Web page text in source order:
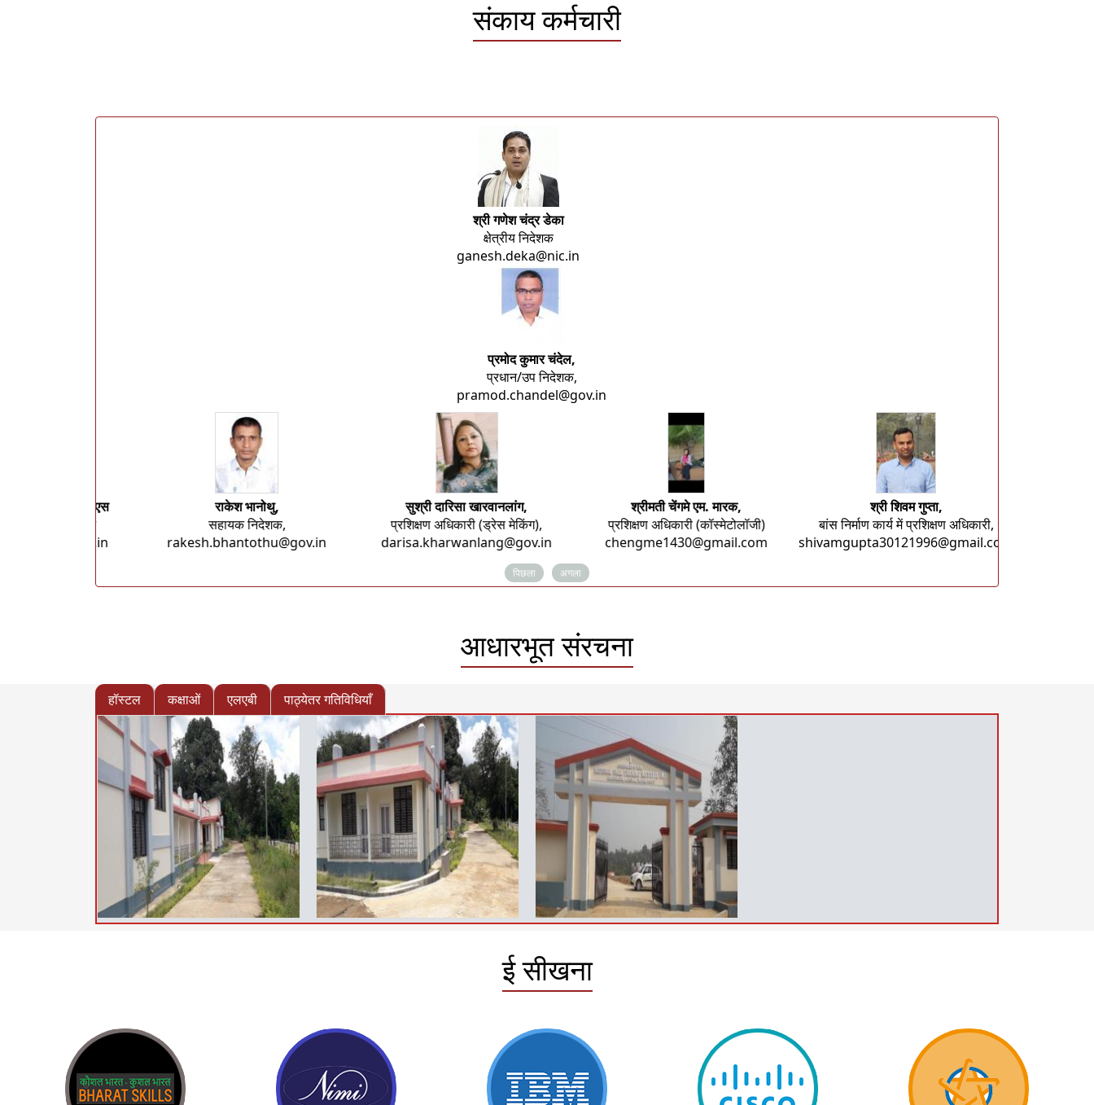
संकाय कर्मचारी
श्री गणेश चंद्र डेका
क्षेत्रीय निदेशक
ganesh.deka@nic.in
प्रमोद कुमार चंदेल,
प्रधान/उप निदेशक,
pramod.chandel@gov.in
श्री. अमलान सेनापति, आईएसडीएस
आईएसडीएस, सहायक निदेशक
nstiw_agartala@dgt.gov.in
राकेश भानोथु,
सहायक निदेशक,
rakesh.bhantothu@gov.in
सुश्री दारिसा खारवानलांग,
प्रशिक्षण अधिकारी (ड्रेस मेकिंग),
darisa.kharwanlang@gov.in
श्रीमती चेंगमे एम. मारक,
प्रशिक्षण अधिकारी (कॉस्मेटोलॉजी)
chengme1430@gmail.com
पिछला अगला
आधारभूत संरचना
हॉस्टल कक्षाओं एलएबी पाठ्येतर गतिविधियाँ
ई सीखना